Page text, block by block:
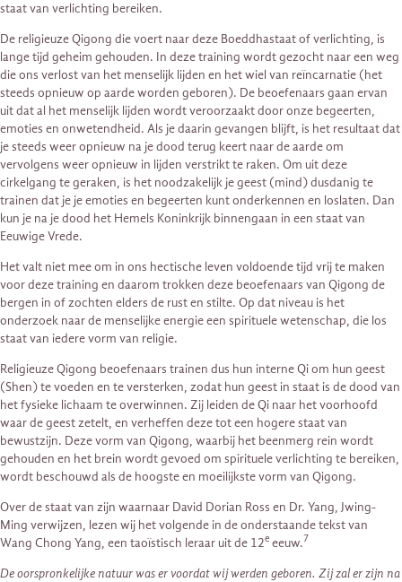
staat van verlichting bereiken.
De religieuze Qigong die voert naar deze Boeddhastaat of verlichting, is
lange tijd geheim gehouden. In deze training wordt gezocht naar een weg
die ons verlost van het menselijk lijden en het wiel van reïncarnatie (het
steeds opnieuw op aarde worden geboren). De beoefenaars gaan ervan
uit dat al het menselijk lijden wordt veroorzaakt door onze begeerten,
emoties en onwetendheid. Als je daarin gevangen blijft, is het resultaat dat
je steeds weer opnieuw na je dood terug keert naar de aarde om
vervolgens weer opnieuw in lijden verstrikt te raken. Om uit deze
cirkelgang te geraken, is het noodzakelijk je geest (mind) dusdanig te
trainen dat je je emoties en begeerten kunt onderkennen en loslaten. Dan
kun je na je dood het Hemels Koninkrijk binnengaan in een staat van
Eeuwige Vrede.
Het valt niet mee om in ons hectische leven voldoende tijd vrij te maken
voor deze training en daarom trokken deze beoefenaars van Qigong de
bergen in of zochten elders de rust en stilte. Op dat niveau is het
onderzoek naar de menselijke energie een spirituele wetenschap, die los
staat van iedere vorm van religie.
Religieuze Qigong beoefenaars trainen dus hun interne Qi om hun geest
(Shen) te voeden en te versterken, zodat hun geest in staat is de dood van
het fysieke lichaam te overwinnen. Zij leiden de Qi naar het voorhoofd
waar de geest zetelt, en verheffen deze tot een hogere staat van
bewustzijn. Deze vorm van Qigong, waarbij het beenmerg rein wordt
gehouden en het brein wordt gevoed om spirituele verlichting te bereiken,
wordt beschouwd als de hoogste en moeilijkste vorm van Qigong.
Over de staat van zijn waarnaar David Dorian Ross en Dr. Yang, Jwing-
Ming verwijzen, lezen wij het volgende in de onderstaande tekst van
Wang Chong Yang, een taoïstisch leraar uit de 12e eeuw.7
De oorspronkelijke natuur was er voordat wij werden geboren. Zij zal er zijn na